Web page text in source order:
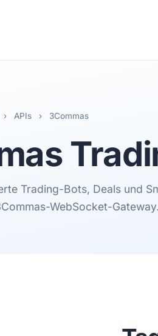
› APIs › 3Commas
Trading-Bots, Deals und
WebSocket-Gateway.